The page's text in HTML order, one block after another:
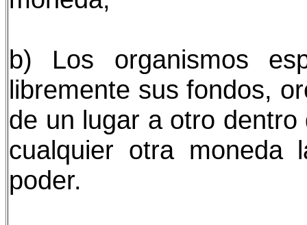
b) Los organismos
libremente sus fondos,
de un lugar a otro
cualquier otra moneda
poder.